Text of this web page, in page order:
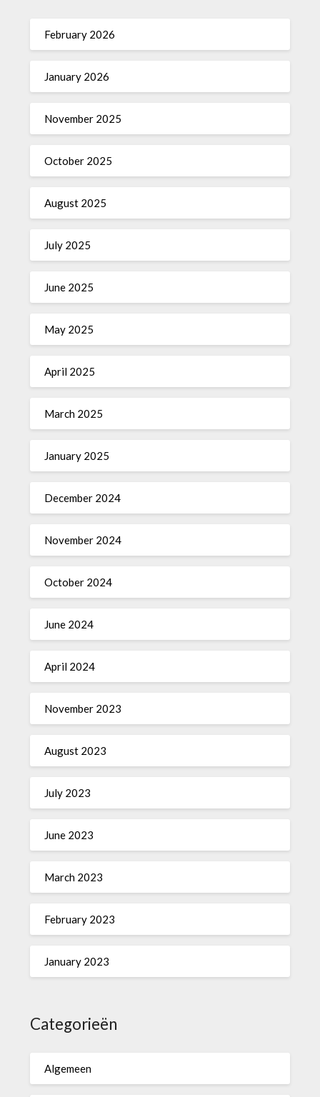
February 2026
January 2026
November 2025
October 2025
August 2025
July 2025
June 2025
May 2025
April 2025
March 2025
January 2025
December 2024
November 2024
October 2024
June 2024
April 2024
November 2023
August 2023
July 2023
June 2023
March 2023
February 2023
January 2023
Categorieën
Algemeen